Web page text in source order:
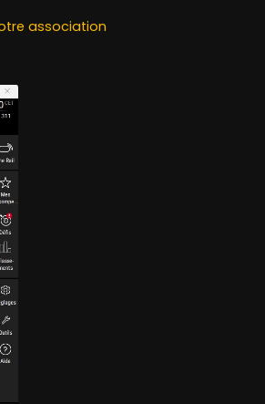
association